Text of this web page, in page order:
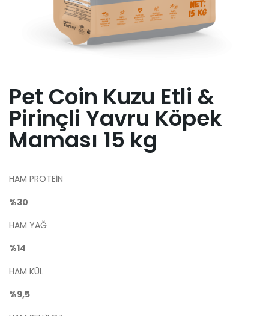
Pet Coin Kuzu Etli &
Pirinçli Yavru Köpek
Maması 15 kg
HAM PROTEİN
%30
HAM YAĞ
%14
HAM KÜL
%9,5